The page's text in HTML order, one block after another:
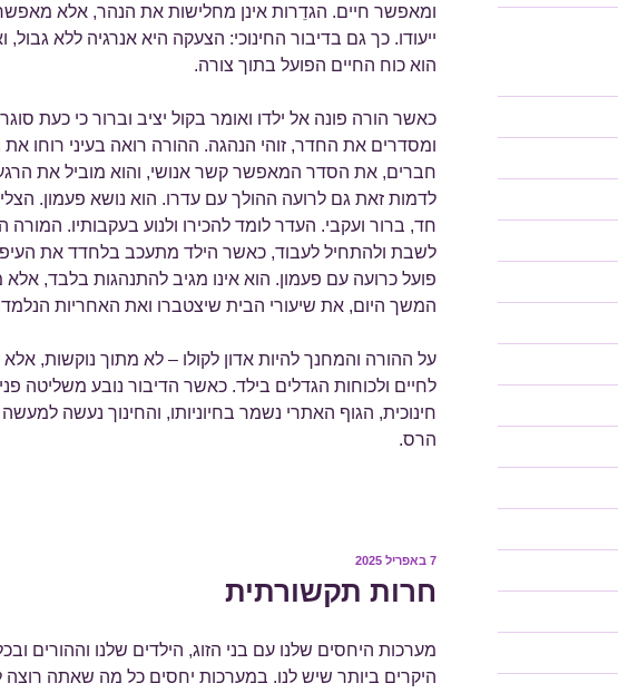
ומאפשר חיים. הגדֵרות אינן מחלישות את הנהר, אלא
ייעודו. כך גם בדיבור החינוכי: הצעקה היא אנרגיה ללא גבול,
הוא כוח החיים הפועל בתוך צורה.
כאשר הורה פונה אל ילדו ואומר בקול יציב וברור כי כעת
ומסדרים את החדר, זוהי הנהגה. ההורה רואה בעיני רוחו
חברים, את הסדר המאפשר קשר אנושי, והוא מוביל את
לדמות זאת גם לרועה ההולך עם עדרו. הוא נושא פעמון.
חד, ברור ועקבי. העדר לומד להכירו ולנוע בעקבותיו.
לשבת ולהתחיל לעבוד, כאשר הילד מתעכב בלחדד את
פועל כרועה עם פעמון. הוא אינו מגיב להתנהגות בלבד,
המשך היום, את שיעורי הבית שיצטברו ואת האחריות
על ההורה והמחנך להיות אדון לקולו – לא מתוך נוקשות,
לחיים ולכוחות הגדלים בילד. כאשר הדיבור נובע משליטה
חינוכית, הגוף האתרי נשמר בחיוניותו, והחינוך נעשה
הרס.
פורסם
7 באפריל 2025
חרות תקשורתית
מערכות היחסים שלנו עם בני הזוג, הילדים שלנו וההורים
היקרים ביותר שיש לנו. במערכות יחסים כל מה שאתה רוצה